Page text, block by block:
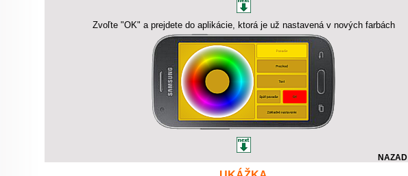
Zvoľte "OK" a prejdete do aplikácie, ktorá je už nastavená v nových farbách
NAZAD